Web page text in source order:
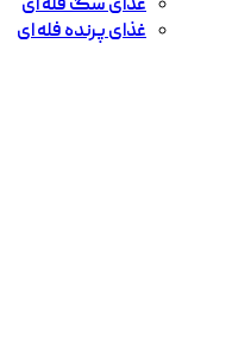
غذای سگ فله ای
غذای پرنده فله ای